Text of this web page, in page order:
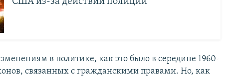
в политике, как это было в середине 1960-
связанных с гражданскими правами. Но, как